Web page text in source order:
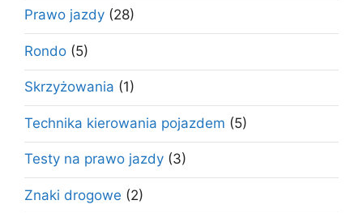
Prawo jazdy (28)
Rondo (5)
Skrzyżowania (1)
Technika kierowania pojazdem (5)
Testy na prawo jazdy (3)
Znaki drogowe (2)